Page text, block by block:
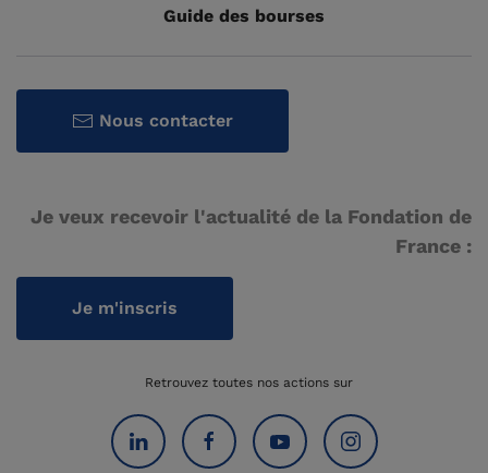
Guide des bourses
Nous contacter
Je veux recevoir l'actualité de la Fondation de
France :
Je m'inscris
Retrouvez toutes nos actions sur